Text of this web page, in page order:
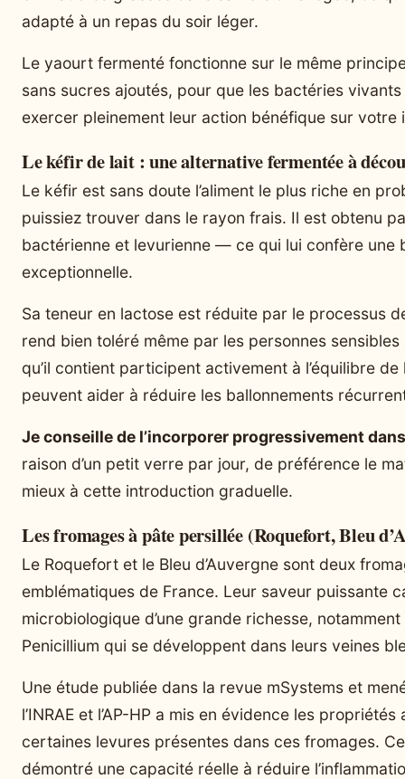
adapté à un repas du soir léger.
Le yaourt fermenté fonctionne sur le même
sans sucres ajoutés, pour que les bactéries vivants
exercer pleinement leur action bénéfique sur votre
Le kéfir de lait : une alternative fermentée à
Le kéfir est sans doute l’aliment le plus riche en
puissiez trouver dans le rayon frais. Il est obtenu
bactérienne et levurienne — ce qui lui confère une
exceptionnelle.
Sa teneur en lactose est réduite par le processus
rend bien toléré même par les personnes
qu’il contient participent activement à l’équilibre
peuvent aider à réduire les ballonnements
Je conseille de l’incorporer progressivement
raison d’un petit verre par jour, de préférence le
mieux à cette introduction graduelle.
Les fromages à pâte persillée (Roquefort, Bleu
Le Roquefort et le Bleu d’Auvergne sont deux
emblématiques de France. Leur saveur puissante
microbiologique d’une grande richesse,
Penicillium qui se développent dans leurs veines
Une étude publiée dans la revue mSystems et
l’INRAE et l’AP-HP a mis en évidence les
certaines levures présentes dans ces fromages.
démontré une capacité réelle à réduire